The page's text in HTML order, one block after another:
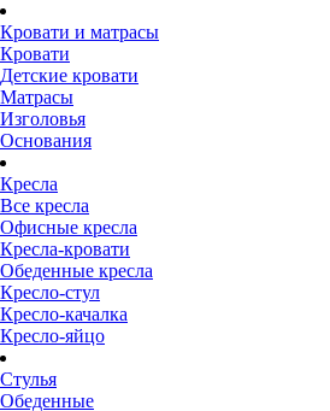
Кровати и матрасы
Кровати
Детские кровати
Матрасы
Изголовья
Основания
Кресла
Все кресла
Офисные кресла
Кресла-кровати
Обеденные кресла
Кресло-стул
Кресло-качалка
Кресло-яйцо
Стулья
Обеденные